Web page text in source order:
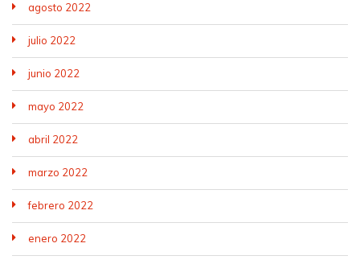
agosto 2022
julio 2022
junio 2022
mayo 2022
abril 2022
marzo 2022
febrero 2022
enero 2022